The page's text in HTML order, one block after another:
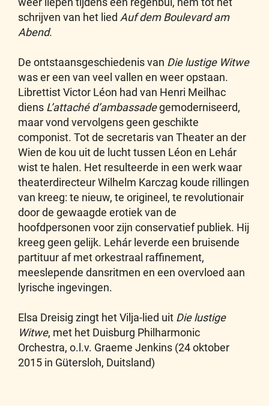
schrijven van het lied Auf dem Boulevard am
Abend.
De ontstaansgeschiedenis van Die lustige Witwe
was er een van veel vallen en weer opstaan.
Librettist Victor Léon had van Henri Meilhac
diens L’attaché d’ambassadegemoderniseerd,
maar vond vervolgens geen geschikte
componist. Tot de secretaris van Theater an der
Wien de kou uit de lucht tussen Léon en Lehár
wist te halen. Het resulteerde in een werk waar
theaterdirecteur Wilhelm Karczag koude rillingen
van kreeg: te nieuw, te origineel, te revolutionair
door de gewaagde erotiek van de
hoofdpersonen voor zijn conservatief publiek. Hij
kreeg geen gelijk. Lehár leverde een bruisende
partituur af met orkestraal raffinement,
meeslepende dansritmen en een overvloed aan
lyrische ingevingen.
Elsa Dreisig zingt het Vilja-lied uit Die lustige
Witwe, met het Duisburg Philharmonic
Orchestra, o.l.v. Graeme Jenkins (24 oktober
2015 in Gütersloh, Duitsland)